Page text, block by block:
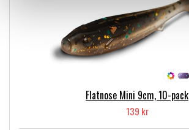
Flatnose Mini 9cm, 10-pack
139 kr